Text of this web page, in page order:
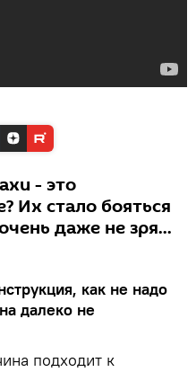
- это
Их стало бояться
даже не зря...
как не надо
далеко не
подходит к